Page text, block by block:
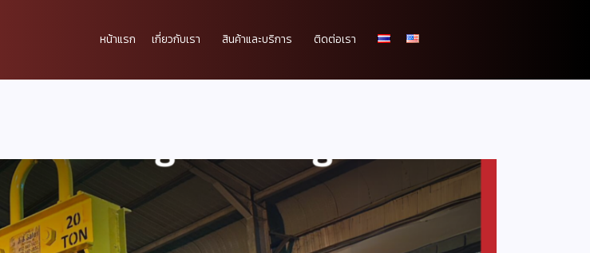
หน้าแรก เกี่ยวกับเรา สินค้าและบริการ ติดต่อเรา